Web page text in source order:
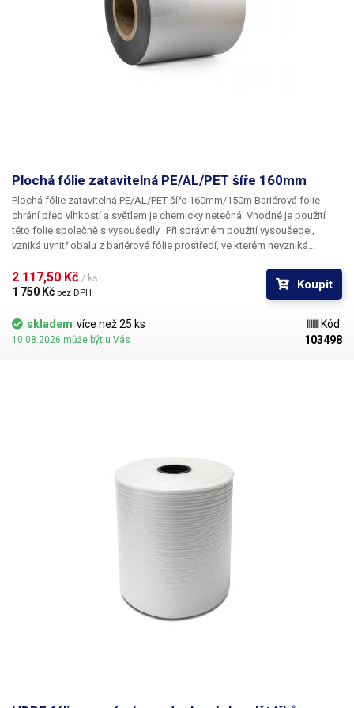
Plochá fólie zatavitelná PE/AL/PET šíře 160mm
Plochá fólie zatavitelná PE/AL/PET šíře 160mm/150m
chrání před vlhkostí a světlem je chemicky netečná. Vhodné je použití
této folie společně s vysoušedly. Při správném použití vysoušedel,
vzniká uvnitř obalu z bariérové fólie prostředí, ve kterém nevzniká
plody, čaje, káva tak i například pro balení elektroniky, součástek a dílů,
které jsou náchylné na korozi nebo oxidaci. Fólie má potravinářský
Fólii lze použít v kombinaci s našim automatickým balícím strojem do
99g a lze ji také svařovat pomocí klešťové svářečky.
2 117,50 Kč / ks
1 750 Kč bez DPH
Koupit
skladem více než 25 ks
10.08.2026 může být u Vás
Kód:
103498